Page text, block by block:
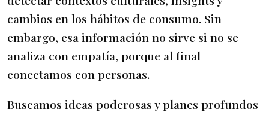
cambios en los hábitos de consumo. Sin
embargo, esa información no sirve si no se
analiza con empatía, porque al final
conectamos con personas.
Buscamos ideas poderosas y planes profundos